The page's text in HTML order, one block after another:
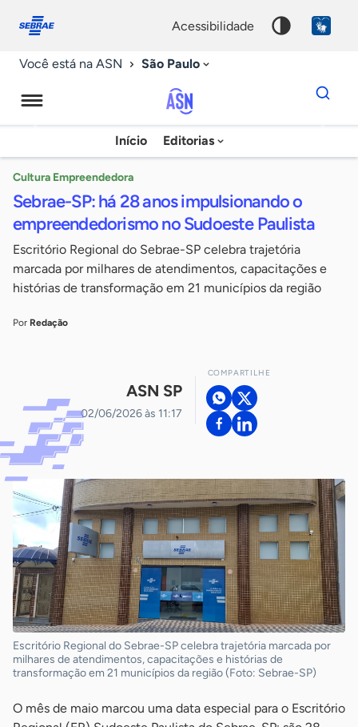
conosco
acessibilidade
Você está na ASN São Paulo
Agência
Sebrae
Notícias
Início Editorias
Dados
para
chave
Cultura Empreendedora
Sebrae-SP: há 28 anos impulsionando o
empreendedorismo no Sudoeste Paulista
Escritório Regional do Sebrae-SP celebra trajetória
marcada por milhares de atendimentos, capacitações e
histórias de transformação em 21 municípios da região
Por Redação
ASN SP
02/06/2026 às 11:17
COMPARTILHE
Escritório Regional do Sebrae-SP celebra trajetória marcada por
milhares de atendimentos, capacitações e histórias de
transformação em 21 municípios da região (Foto: Sebrae-SP)
O mês de maio marcou uma data especial para o Escritório